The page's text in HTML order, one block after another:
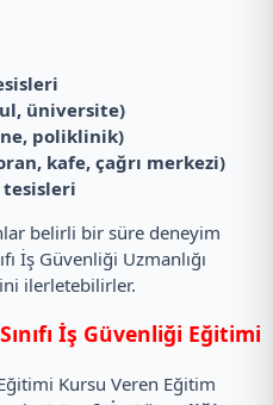
üniversite)
poliklinik)
kafe, çağrı merkezi)
belirli bir süre deneyim
İş Güvenliği Uzmanlığı
ilerletebilirler.
İş Güvenliği Eğitimi
Kursu Veren Eğitim